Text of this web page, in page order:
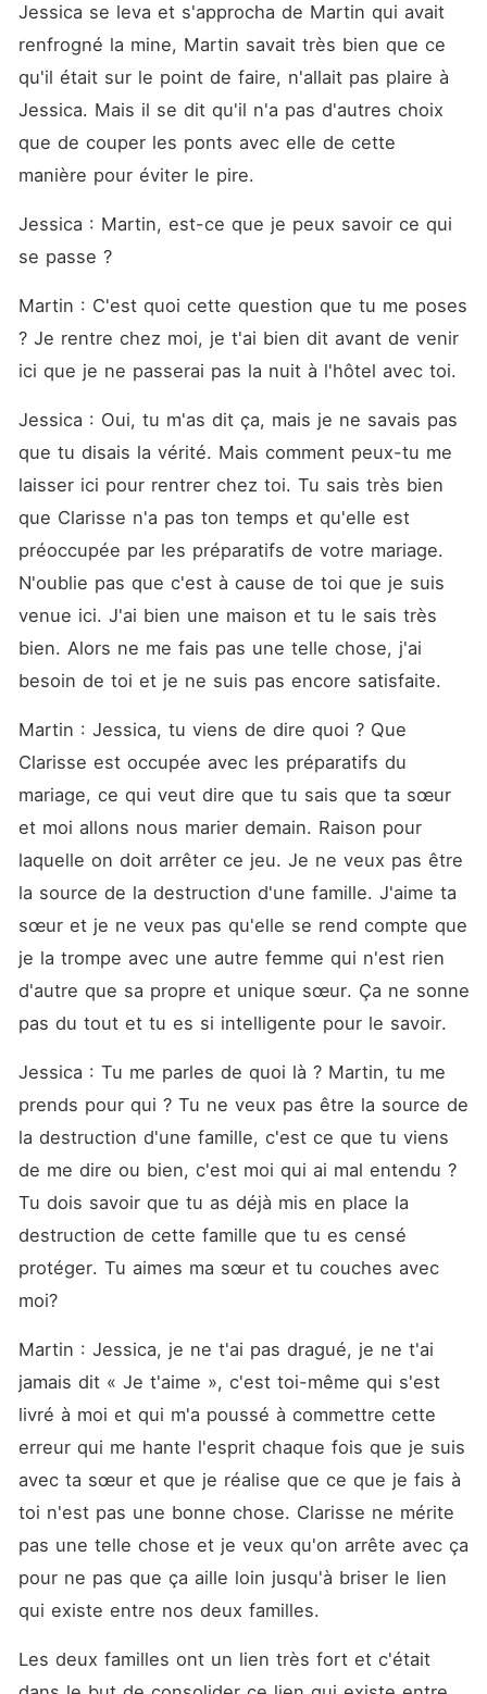
Jessica se leva et s'approcha de Martin qui avait
renfrogné la mine, Martin savait très bien que ce
qu'il était sur le point de faire, n'allait pas plaire à
Jessica. Mais il se dit qu'il n'a pas d'autres choix
que de couper les ponts avec elle de cette
manière pour éviter le pire.
Jessica : Martin, est-ce que je peux savoir ce qui
se passe ?
Martin : C'est quoi cette question que tu me poses
? Je rentre chez moi, je t'ai bien dit avant de venir
ici que je ne passerai pas la nuit à l'hôtel avec toi.
Jessica : Oui, tu m'as dit ça, mais je ne savais pas
que tu disais la vérité. Mais comment peux-tu me
laisser ici pour rentrer chez toi. Tu sais très bien
que Clarisse n'a pas ton temps et qu'elle est
préoccupée par les préparatifs de votre mariage.
N'oublie pas que c'est à cause de toi que je suis
venue ici. J'ai bien une maison et tu le sais très
bien. Alors ne me fais pas une telle chose, j'ai
besoin de toi et je ne suis pas encore satisfaite.
Martin : Jessica, tu viens de dire quoi ? Que
Clarisse est occupée avec les préparatifs du
mariage, ce qui veut dire que tu sais que ta sœur
et moi allons nous marier demain. Raison pour
laquelle on doit arrêter ce jeu. Je ne veux pas être
la source de la destruction d'une famille. J'aime ta
sœur et je ne veux pas qu'elle se rend compte que
je la trompe avec une autre femme qui n'est rien
d'autre que sa propre et unique sœur. Ça ne sonne
pas du tout et tu es si intelligente pour le savoir.
Jessica : Tu me parles de quoi là ? Martin, tu me
prends pour qui ? Tu ne veux pas être la source de
la destruction d'une famille, c'est ce que tu viens
de me dire ou bien, c'est moi qui ai mal entendu ?
Tu dois savoir que tu as déjà mis en place la
destruction de cette famille que tu es censé
protéger. Tu aimes ma sœur et tu couches avec
moi?
Martin : Jessica, je ne t'ai pas dragué, je ne t'ai
jamais dit « Je t'aime », c'est toi-même qui s'est
livré à moi et qui m'a poussé à commettre cette
erreur qui me hante l'esprit chaque fois que je suis
avec ta sœur et que je réalise que ce que je fais à
toi n'est pas une bonne chose. Clarisse ne mérite
pas une telle chose et je veux qu'on arrête avec ça
pour ne pas que ça aille loin jusqu'à briser le lien
qui existe entre nos deux familles.
Les deux familles ont un lien très fort et c'était